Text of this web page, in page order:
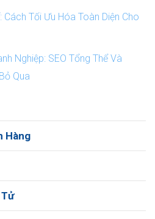
Cách Tối Ưu Hóa Toàn Diện Cho
Nghiệp: SEO Tổng Thể Và
Qua
Hàng